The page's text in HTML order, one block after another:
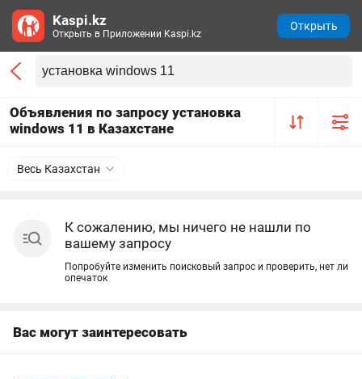
Объявления по запросу установка
windows 11 в Казахстане
Весь Казахстан
К сожалению, мы ничего не нашли по
вашему запросу
Попробуйте изменить поисковый запрос и проверить, нет ли
опечаток
Вас могут заинтересовать
Kaspi.kz
Открыть в Приложении Kaspi.kz
Открыть